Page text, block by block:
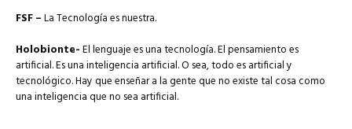
FSF –La Tecnología es nuestra.
Holobionte-El lenguaje es una tecnología. El pensamiento es
artificial. Es una inteligencia artificial. O sea, todo es artificial y
tecnológico. Hay que enseñar a la gente que no existe tal cosa como
una inteligencia que no sea artificial.